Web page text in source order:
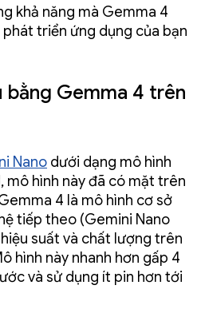
khả năng mà Gemma 4
triển ứng dụng của bạn
bằng Gemma 4 trên
Nano dưới dạng mô hình
mô hình này đã có mặt trên
4 là mô hình cơ sở
tiếp theo (Gemini Nano
suất và chất lượng trên
hình này nhanh hơn gấp 4
và sử dụng ít pin hơn tới